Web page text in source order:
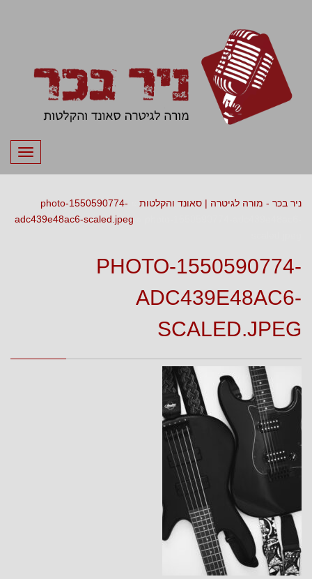
ניר בכר - מורה לגיטרה | סאונד והקלטות
photo-1550590774-
adc439e48ac6-scaled.jpeg
PHOTO-1550590774-
ADC439E48AC6-
SCALED.JPEG